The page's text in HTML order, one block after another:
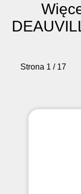
Strona 1 / 17